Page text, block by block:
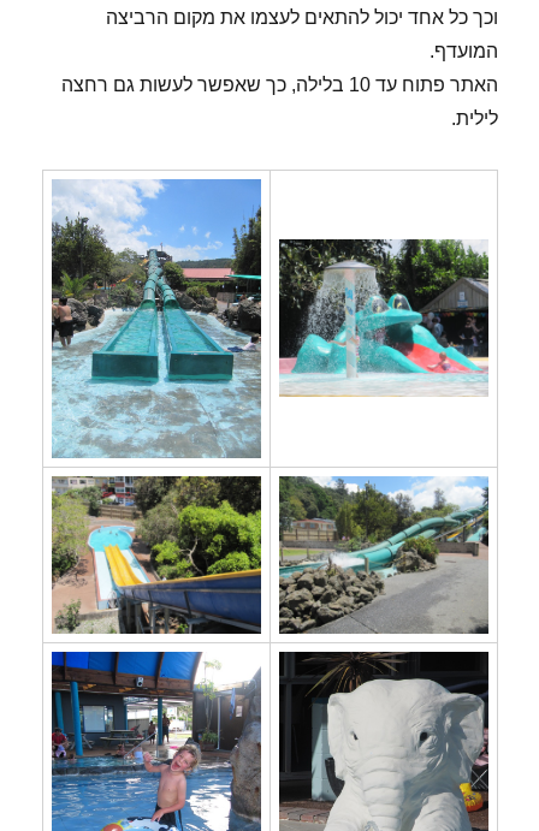
וכך כל אחד יכול להתאים לעצמו את מקום הרביצה
המועדף.
האתר פתוח עד 10 בלילה, כך שאפשר לעשות גם רחצה
לילית.